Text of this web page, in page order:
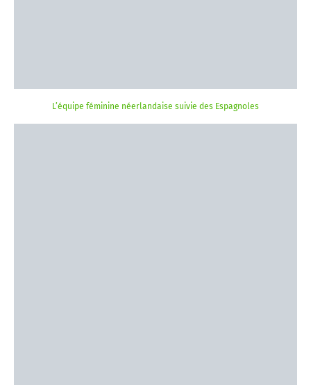
L’équipe féminine néerlandaise suivie des Espagnoles